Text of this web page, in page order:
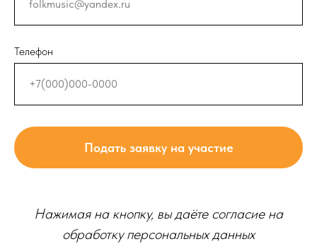
Телефон
Подать заявку на участие
Нажимая на кнопку, вы даёте согласие на
обработку персональных данных